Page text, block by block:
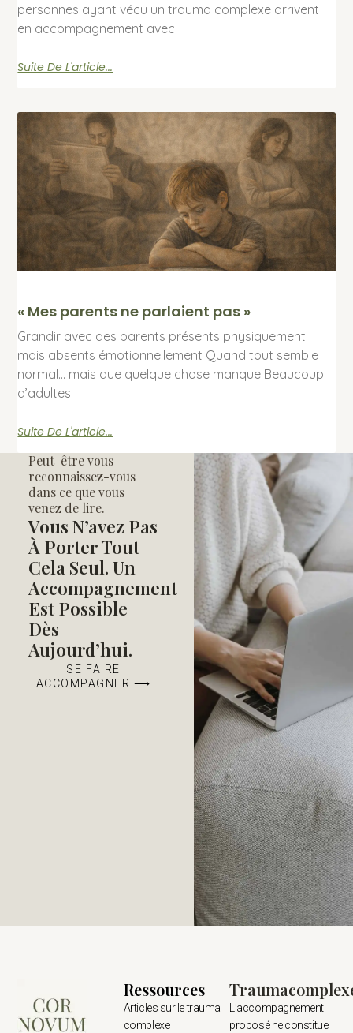
personnes ayant vécu un trauma complexe arrivent
en accompagnement avec
Suite De L'article...
« Mes parents ne parlaient pas »
Grandir avec des parents présents physiquement
mais absents émotionnellement Quand tout semble
normal… mais que quelque chose manque Beaucoup
d’adultes
Suite De L'article...
Peut-être vous
reconnaissez-vous
dans ce que vous
venez de lire.
Vous N’avez Pas
À Porter Tout
Cela Seul. Un
Accompagnement
Est Possible
Dès
Aujourd’hui.
SE FAIRE
ACCOMPAGNER ⟶
Ressources
Articles sur le trauma
complexe
L’accompagnement
proposé ne constitue